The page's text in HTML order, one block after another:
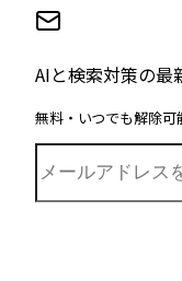
AIと検索対策の最
無料・いつでも解除可